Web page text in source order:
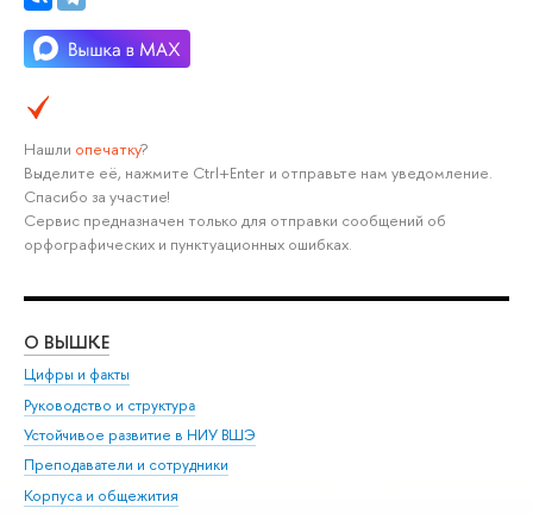
Нашли опечатку?
Выделите её, нажмите Ctrl+Enter и отправьте нам уведомление.
Спасибо за участие!
Сервис предназначен только для отправки сообщений об
орфографических и пунктуационных ошибках.
О ВЫШКЕ
Цифры и факты
Руководство и структура
Устойчивое развитие в НИУ ВШЭ
Преподаватели и сотрудники
Корпуса и общежития